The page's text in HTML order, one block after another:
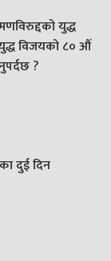
युद्ध
युद्ध विजयको ८० औं
?
दुई दिन